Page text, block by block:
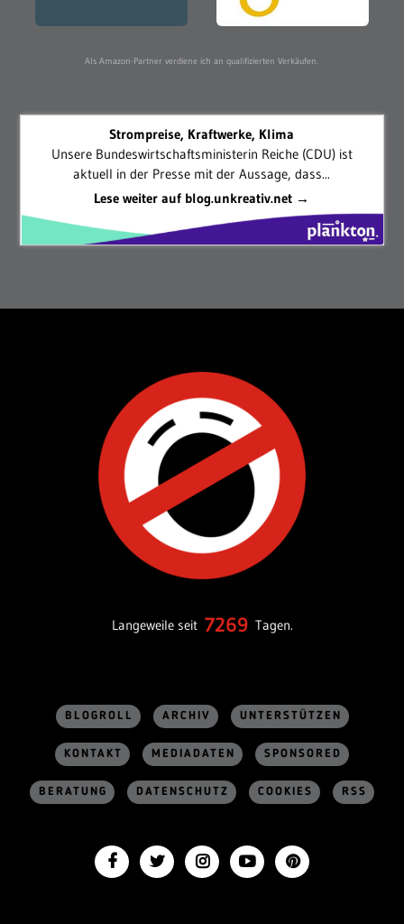
Als Amazon-Partner verdiene ich an qualifizierten Verkäufen.
Strompreise, Kraftwerke, Klima
Unsere Bundeswirtschaftsministerin Reiche (CDU) ist
aktuell in der Presse mit der Aussage, dass...
Lese weiter auf blog.unkreativ.net →
Langeweile seit 7269 Tagen.
BLOGROLL ARCHIV UNTERSTÜTZEN
KONTAKT MEDIADATEN SPONSORED
BERATUNG DATENSCHUTZ COOKIES RSS